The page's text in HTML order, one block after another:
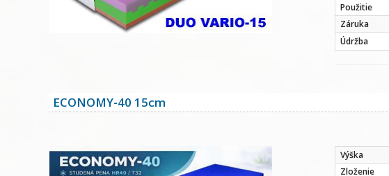
Použitie
Záruka
Údržba
ECONOMY-40 15cm
Výška
Zloženie